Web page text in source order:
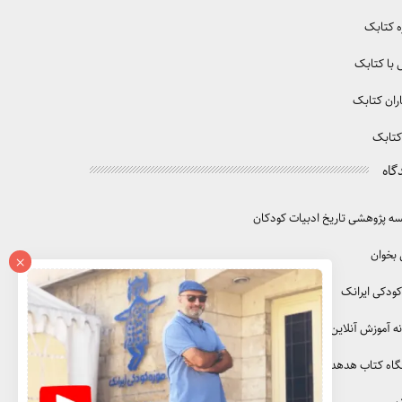
×
کتابک
با کتابک
کتابک
پژوهشی تاریخ ادبیات کودکان
بخوان
ایرانک
آموزش آنلاین آموزک
کتاب هدهد